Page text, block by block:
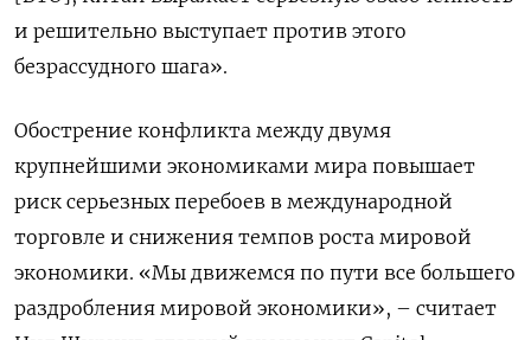
и решительно выступает против этого
безрассудного шага».
Обострение конфликта между двумя
крупнейшими экономиками мира повышает
риск серьезных перебоев в международной
торговле и снижения темпов роста мировой
экономики. «Мы движемся по пути все большего
раздробления мировой экономики», – считает